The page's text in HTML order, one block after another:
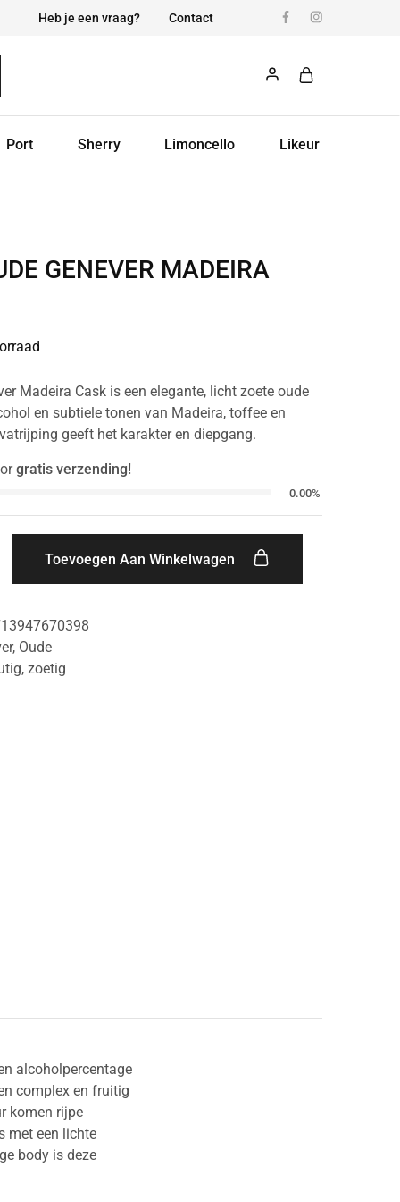
Heb je een vraag? Contact
Port Sherry Limoncello Likeur
GENEVER MADEIRA
Madeira Cask is een elegante, licht zoete oude
en subtiele tonen van Madeira, toffee en
geeft het karakter en diepgang.
gratis verzending!
0.00%
Toevoegen Aan Winkelwagen
, Oude
, zoetig
alcoholpercentage
complex en fruitig
komen rijpe
met een lichte
body is deze